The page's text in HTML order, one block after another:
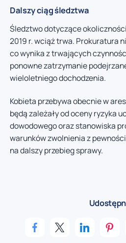
Dalszy ciąg śledztwa
Śledztwo dotyczące
2019 r. wciąż trwa. Prokuratura
co wynika z trwających
ponowne zatrzymanie
wieloletniego dochodzenia.
Kobieta przebywa obecnie w
będą zależały od oceny ryzyka
dowodowego oraz stanowiska
warunków zwolnienia z
na dalszy przebieg sprawy.